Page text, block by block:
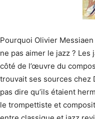
Pourquoi Olivier
ne pas aimer le jazz ? Les
côté de l’œuvre du
trouvait ses sources chez
pas dire qu’ils étaient
le trompettiste et